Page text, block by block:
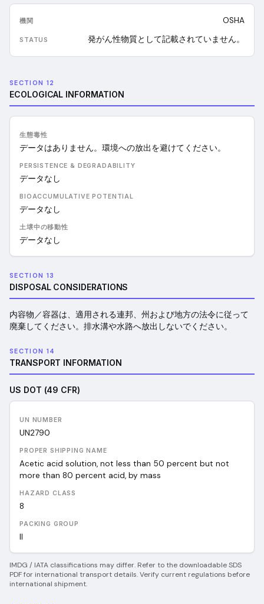
OSHA
発がん性物質として記載されていません。
SECTION 12
ECOLOGICAL INFORMATION
生態毒性
データはありません。環境への放出を避けてください。
PERSISTENCE & DEGRADABILITY
データなし
BIOACCUMULATIVE POTENTIAL
データなし
土壌中の移動性
データなし
SECTION 13
DISPOSAL CONSIDERATIONS
内容物／容器は、適用される連邦、州および地方の法令に従って
廃棄してください。排水溝や水路へ放出しないでください。
SECTION 14
TRANSPORT INFORMATION
US DOT (49 CFR)
UN NUMBER
UN2790
PROPER SHIPPING NAME
Acetic acid solution, not less than 50 percent but not
more than 80 percent acid, by mass
HAZARD CLASS
8
PACKING GROUP
II
IMDG / IATA classifications may differ. Refer to the downloadable SDS
PDF for international transport details. Verify current regulations before
international shipment.